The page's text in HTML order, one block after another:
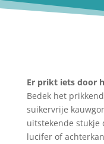
Er prikt iets door
Bedek het
suikervrije
uitstekende stukje
lucifer of